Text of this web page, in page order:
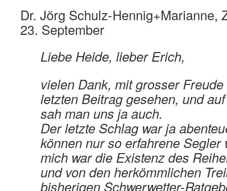
Dr. Jörg Schulz-Hennig+Marianne,
23. September
Liebe Heide, lieber Erich,
vielen Dank, mit grosser
letzten Beitrag gesehen, und
sah man uns ja auch.
Der letzte Schlag war ja
können nur so erfahrene
mich war die Existenz des
und von den herkömmlichen
bisherigen Schwerwetter-